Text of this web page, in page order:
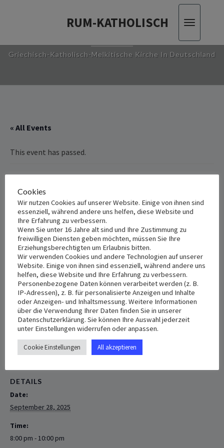
RUM-KATHOLISCH
Toggle
RUM-KATHOLISCH
Griechisch-Katholisch-Melkitische Kirche In Deutschland
« All Events
This event has passed.
Jugendtreffen
September 28, 2025 8:00 pm-10:00 pm
Monatliches Katholische Melkitische Jugendtreffen
Am Sonntag 28/09/2025 um20,00 Uhrim Zoom-Programm.
Griechisch-Katholisch-Melkitische Kirche In
Deutschland
+ Add to Google Calendar + Add to iCalendar
DETAILS
Date:
September 28, 2025
Time:
8:00 pm - 10:00 pm
Cookies
Wir nutzen Cookies auf unserer Website. Einige von ihnen sind
essenziell, während andere uns helfen, diese Website und
Ihre Erfahrung zu verbessern.
Wenn Sie unter 16 Jahre alt sind und Ihre Zustimmung zu
freiwilligen Diensten geben möchten, müssen Sie Ihre
Erziehungsberechtigten um Erlaubnis bitten.
Wir verwenden Cookies und andere Technologien auf unserer
Website. Einige von ihnen sind essenziell, während andere uns
helfen, diese Website und Ihre Erfahrung zu verbessern.
Personenbezogene Daten können verarbeitet werden (z. B.
IP-Adressen), z. B. für personalisierte Anzeigen und Inhalte
oder Anzeigen- und Inhaltsmessung. Weitere Informationen
über die Verwendung Ihrer Daten finden Sie in unserer
Datenschutzerklärung. Sie können Ihre Auswahl jederzeit
unter Einstellungen widerrufen oder anpassen.
Cookie Einstellungen All akzeptieren